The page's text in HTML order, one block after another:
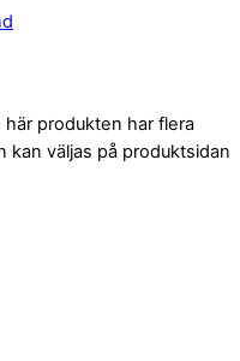
här produkten har flera
kan väljas på produktsidan